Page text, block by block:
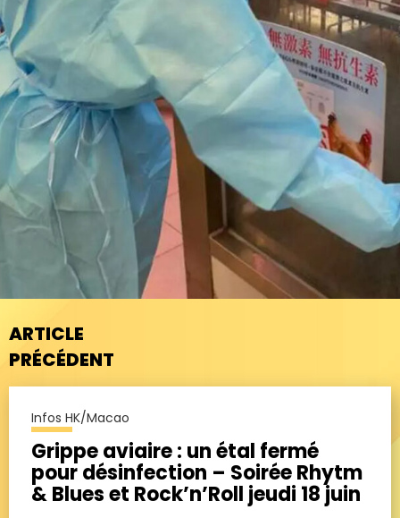
ARTICLE
PRÉCÉDENT
Infos HK/Macao
Grippe aviaire : un étal fermé
pour désinfection – Soirée Rhytm
& Blues et Rock’n’Roll jeudi 18 juin